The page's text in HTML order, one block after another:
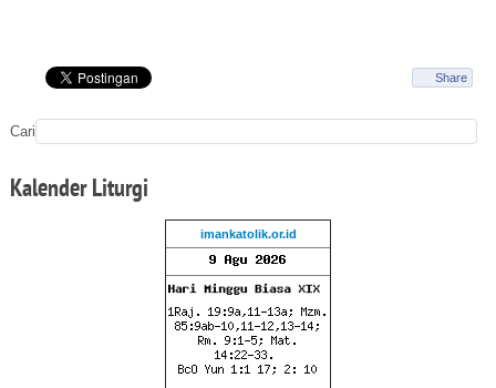
Share
Cari
KalenderLiturgi
imankatolik.or.id